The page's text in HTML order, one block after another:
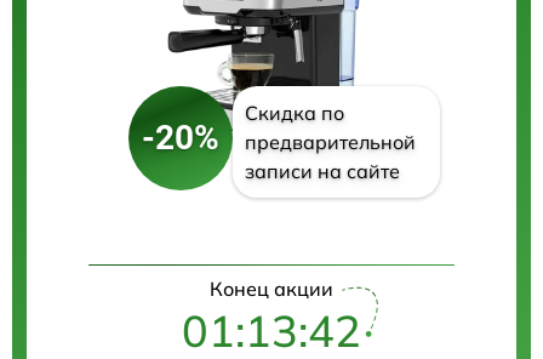
-20%
Скидка по
предварительной
записи на сайте
Конец акции
01:13:41